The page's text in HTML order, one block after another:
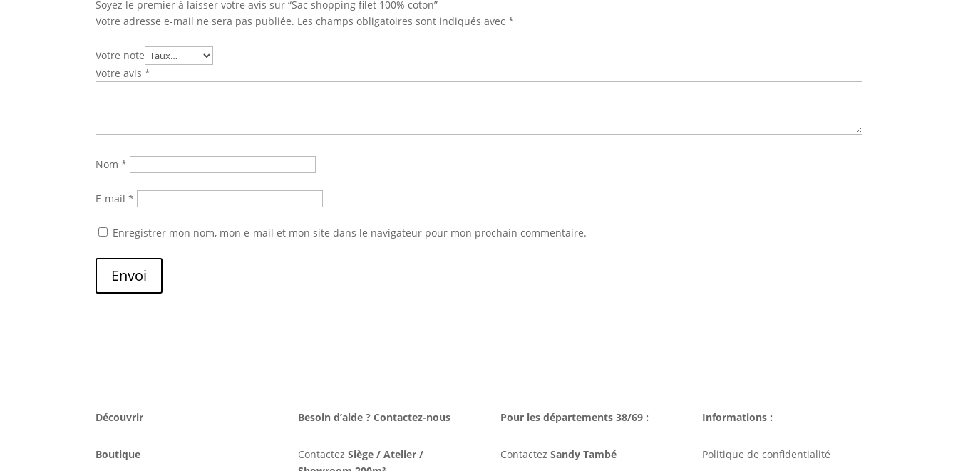
Soyez le premier à laisser votre avis sur “Sac shopping filet 100% coton”
Votre adresse e-mail ne sera pas publiée. Les champs obligatoires sont indiqués avec*
Votre note
Votre avis*
Nom*
E-mail*
Enregistrer mon nom, mon e-mail et mon site dans le navigateur pour mon prochain commentaire.
Envoi
Découvrir
Boutique
Besoin d’aide ? Contactez-nous
Contactez Siège / Atelier /
Pour les départements 38/69 :
Contactez Sandy També
Informations :
Politique de confidentialité